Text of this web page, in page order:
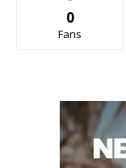
0
Fans